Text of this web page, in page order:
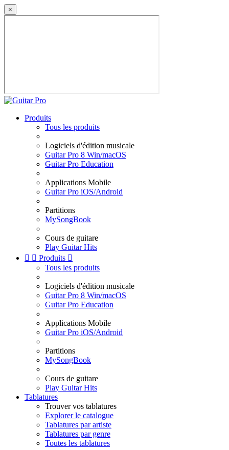
×
Produits
Tous les produits
Logiciels d'édition musicale
Guitar Pro 8 Win/macOS
Guitar Pro Education
Applications Mobile
Guitar Pro iOS/Android
Partitions
MySongBook
Cours de guitare
Play Guitar Hits
  Produits 
Tous les produits
Logiciels d'édition musicale
Guitar Pro 8 Win/macOS
Guitar Pro Education
Applications Mobile
Guitar Pro iOS/Android
Partitions
MySongBook
Cours de guitare
Play Guitar Hits
Tablatures
Trouver vos tablatures
Explorer le catalogue
Tablatures par artiste
Tablatures par genre
Toutes les tablatures